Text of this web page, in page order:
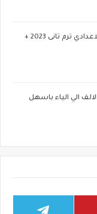
مراجعة رياضيات للصف الثالث الاعدادي ترم تانى 2023 +
الي الياء باسهل